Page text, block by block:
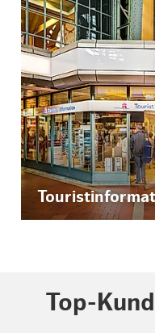
Top-